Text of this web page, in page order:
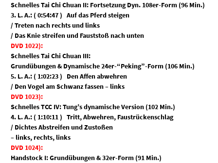
Schnelles Tai Chi Chuan II: Fortsetzung Dyn. 108er-Form (96 Min.)
3. L. A.: ( 0:54:47 ) Auf das Pferd steigen
/ Treten nach rechts und links
/ Das Knie streifen und Fauststoß nach unten
DVD 1022):
Schnelles Tai Chi Chuan III:
Grundübungen & Dynamische 24er-“Peking”-Form (106 Min.)
5. L. A.: ( 1:02:23 ) Den Affen abwehren
/ Den Vogel am Schwanz fassen – links
DVD 1023):
Schnelles TCC IV: Tung’s dynamische Version (102 Min.)
4. L. A.: ( 1:10:11 ) Tritt, Abwehren, Faustrückenschlag
/ Dichtes Abstreifen und Zustoßen
– links, rechts, links
DVD 1024):
Handstock I: Grundübungen & 32er-Form (91 Min.)